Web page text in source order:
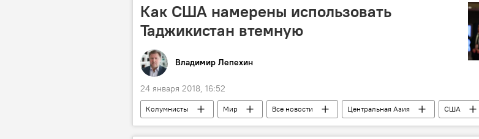
Как США намерены использовать
Таджикистан втемную
Владимир Лепехин
24 января 2018, 16:52
Колумнисты Мир Все новости Центральная Азия
США
Таджикистан